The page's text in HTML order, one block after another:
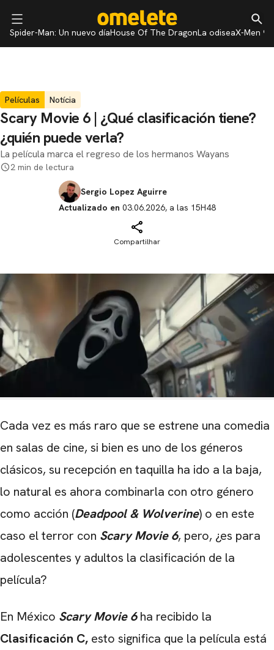
Spider-Man: Un nuevo díaHouse Of The DragonLa odiseaX-Men 97
Películas Notícia
Scary Movie 6 | ¿Qué clasificación tiene?
¿quién puede verla?
La película marca el regreso de los hermanos Wayans
2 min de lectura
Sergio Lopez Aguirre
Actualizado en 03.06.2026, a las 15H48
Compartilhar
Cada vez es más raro que se estrene una comedia
en salas de cine, si bien es uno de los géneros
clásicos, su recepción en taquilla ha ido a la baja,
lo natural es ahora combinarla con otro género
como acción (Deadpool & Wolverine) o en este
caso el terror con Scary Movie 6, pero, ¿es para
adolescentes y adultos la clasificación de la
película?
En México Scary Movie 6ha recibido la
Clasificación C, esto significa que la película está